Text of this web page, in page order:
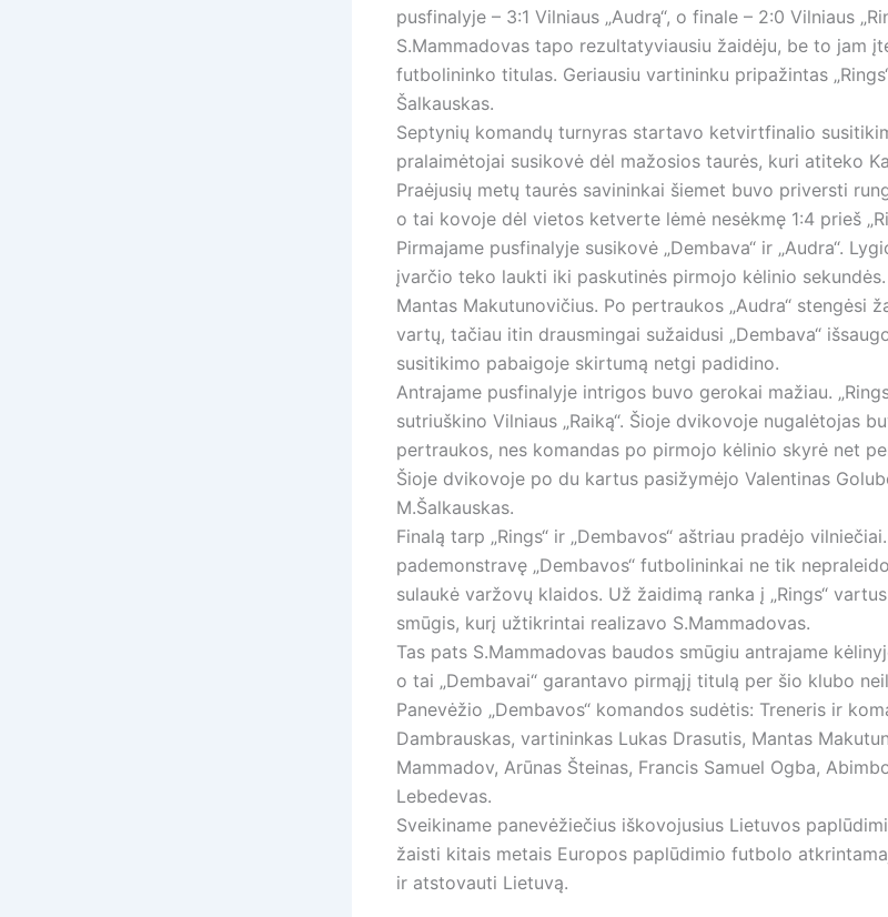
pusfinalyje – 3:1 Vilniaus „Audrą“, o finale – 2:0 Vilniaus
S.Mammadovas tapo rezultatyviausiu žaidėju, be to jam
futbolininko titulas. Geriausiu vartininku pripažintas
Šalkauskas.
Septynių komandų turnyras startavo ketvirtfinalio
pralaimėtojai susikovė dėl mažosios taurės, kuri atiteko
Praėjusių metų taurės savininkai šiemet buvo priversti
o tai kovoje dėl vietos ketverte lėmė nesėkmę 1:4 prieš
Pirmajame pusfinalyje susikovė „Dembava“ ir „Audra“.
įvarčio teko laukti iki paskutinės pirmojo kėlinio
Mantas Makutunovičius. Po pertraukos „Audra“ stengėsi
vartų, tačiau itin drausmingai sužaidusi „Dembava“
susitikimo pabaigoje skirtumą netgi padidino.
Antrajame pusfinalyje intrigos buvo gerokai mažiau.
sutriuškino Vilniaus „Raiką“. Šioje dvikovoje nugalėtojas
pertraukos, nes komandas po pirmojo kėlinio skyrė net
Šioje dvikovoje po du kartus pasižymėjo Valentinas
M.Šalkauskas.
Finalą tarp „Rings“ ir „Dembavos“ aštriau pradėjo
pademonstravę „Dembavos“ futbolininkai ne tik
sulaukė varžovų klaidos. Už žaidimą ranka į „Rings“
smūgis, kurį užtikrintai realizavo S.Mammadovas.
Tas pats S.Mammadovas baudos smūgiu antrajame
o tai „Dembavai“ garantavo pirmąjį titulą per šio klubo
Panevėžio „Dembavos“ komandos sudėtis: Treneris ir
Dambrauskas, vartininkas Lukas Drasutis, Mantas
Mammadov, Arūnas Šteinas, Francis Samuel Ogba,
Lebedevas.
Sveikiname panevėžiečius iškovojusius Lietuvos
žaisti kitais metais Europos paplūdimio futbolo
ir atstovauti Lietuvą.